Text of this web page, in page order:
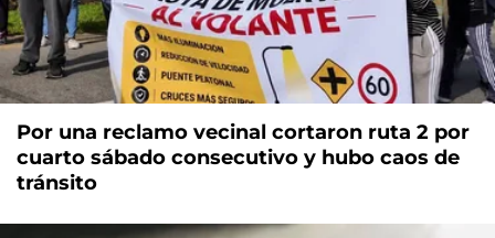
Por una reclamo vecinal cortaron ruta 2 por
cuarto sábado consecutivo y hubo caos de
tránsito